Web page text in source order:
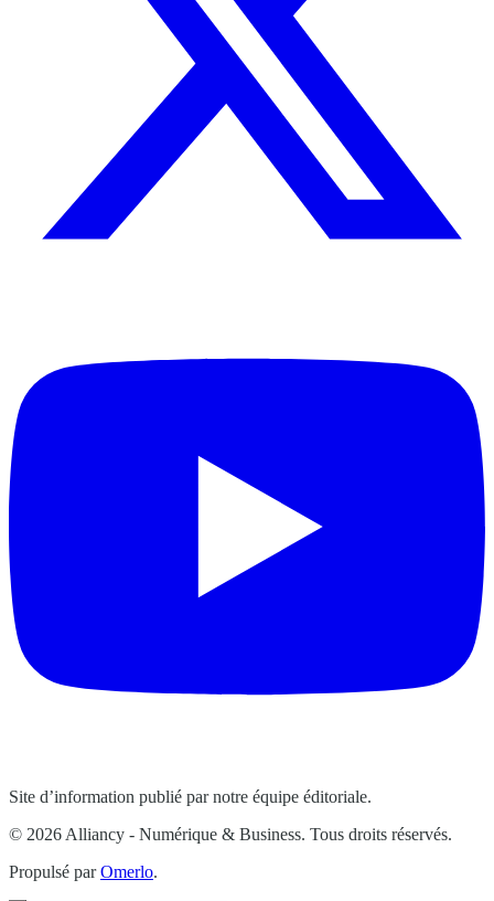
Site d’information publié par notre équipe éditoriale.
© 2026 Alliancy - Numérique & Business. Tous droits réservés.
Propulsé parOmerlo.